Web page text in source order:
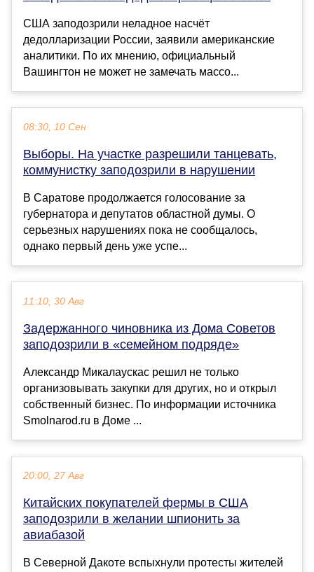
США заподозрили неладное насчёт
дедолларизации России, заявили американские
аналитики. По их мнению, официальный
Вашингтон не может не замечать массо...
08:30, 10 Сен
Выборы. На участке разрешили танцевать,
коммунистку заподозрили в нарушении
В Саратове продолжается голосование за
губернатора и депутатов областной думы. О
серьезных нарушениях пока не сообщалось,
однако первый день уже успе...
11:10, 30 Авг
Задержанного чиновника из Дома Советов
заподозрили в «семейном подряде»
Александр Микалаускас решил не только
организовывать закупки для других, но и открыл
собственный бизнес. По информации источника
Smolnarod.ru в Доме ...
20:00, 27 Авг
Китайских покупателей фермы в США
заподозрили в желании шпионить за
авиабазой
В Северной Дакоте вспыхнули протесты жителей